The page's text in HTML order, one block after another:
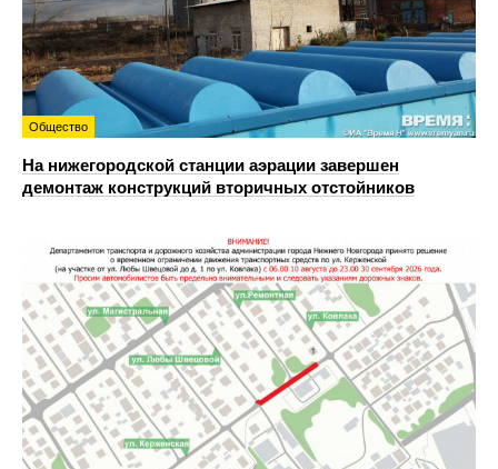
Общество
На нижегородской станции аэрации завершен
демонтаж конструкций вторичных отстойников